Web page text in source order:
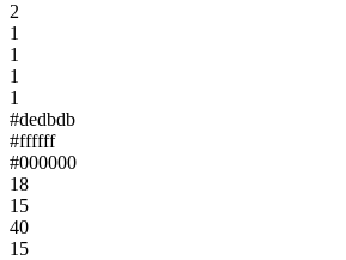
2
1
1
1
1
#dedbdb
#ffffff
#000000
18
15
40
15